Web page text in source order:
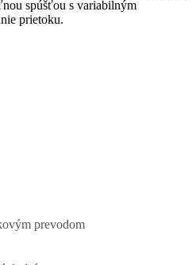
spúšťou s variabilným
prietoku.
prevodom